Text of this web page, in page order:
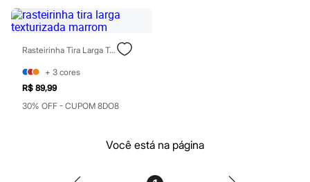
Chinelos
Sandálias
Sapatos
Menina
Babuche
Botas
Chinelos
Rasteirinha Tira Larga Texturizada Marrom
+ 3 cores
R$ 89,99
30% OFF - CUPOM 8DO8
Você está na página